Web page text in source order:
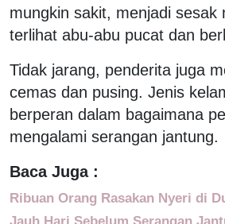
mungkin sakit, menjadi sesak
terlihat abu-abu pucat dan
Tidak jarang, penderita juga
cemas dan pusing. Jenis
berperan dalam bagaimana
mengalami serangan jantung.
Baca Juga :
Ribuan Orang Rasakan Nyeri di
Jauh Hari Sebelum Serangan